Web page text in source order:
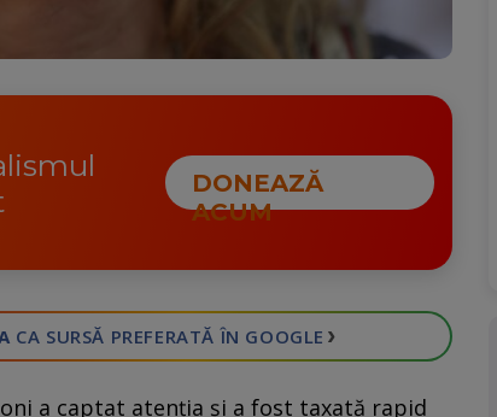
DONEAZĂ
ACUM
CA SURSĂ PREFERATĂ ÎN GOOGLE ›
a captat atenţia şi a fost taxată rapid